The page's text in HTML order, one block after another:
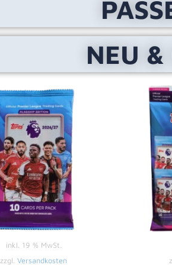
NEU &
inkl. 19 % MwSt.
zzgl. Versandkosten